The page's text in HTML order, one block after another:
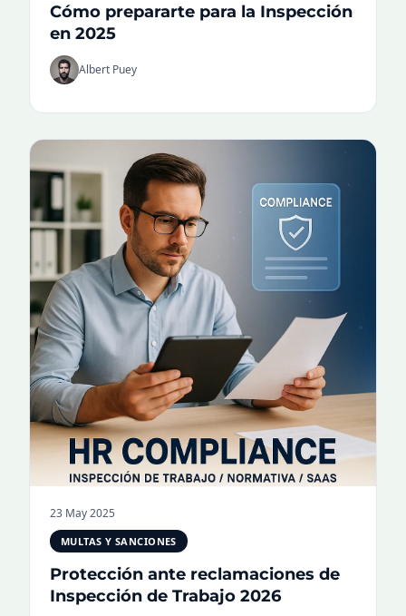
Cómo prepararte para la Inspección
en 2025
Albert Puey
23 May 2025
MULTAS Y SANCIONES
Protección ante reclamaciones de
Inspección de Trabajo 2026